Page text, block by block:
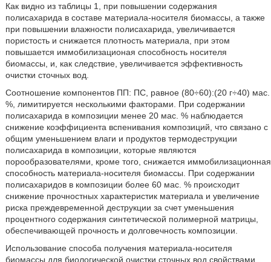
Как видно из таблицы 1, при повышении содержания
полисахарида в составе материала-носителя биомассы, а также
при повышении влажности полисахарида, увеличивается
пористость и снижается плотность материала, при этом
повышается иммобилизационая способность носителя
биомассы, и, как следствие, увеличивается эффективность
очистки сточных вод.
Соотношение компонентов ПП: ПС, равное (80÷60):(20 г÷40) мас.
%, лимитируется несколькими факторами. При содержании
полисахарида в композиции менее 20 мас. % наблюдается
снижение коэффициента вспенивания композиций, что связано с
общим уменьшением влаги и продуктов термодеструкции
полисахарида в композиции, которые являются
порообразователями, кроме того, снижается иммобилизационная
способность материала-носителя биомассы. При содержании
полисахаридов в композиции более 60 мас. % происходит
снижение прочностных характеристик материала и увеличение
риска преждевременной деструкции за счет уменьшения
процентного содержания синтетической полимерной матрицы,
обеспечивающей прочность и долговечность композиции.
Использование способа получения материала-носителя
биомассы для биологической очистки сточных вод свойствами